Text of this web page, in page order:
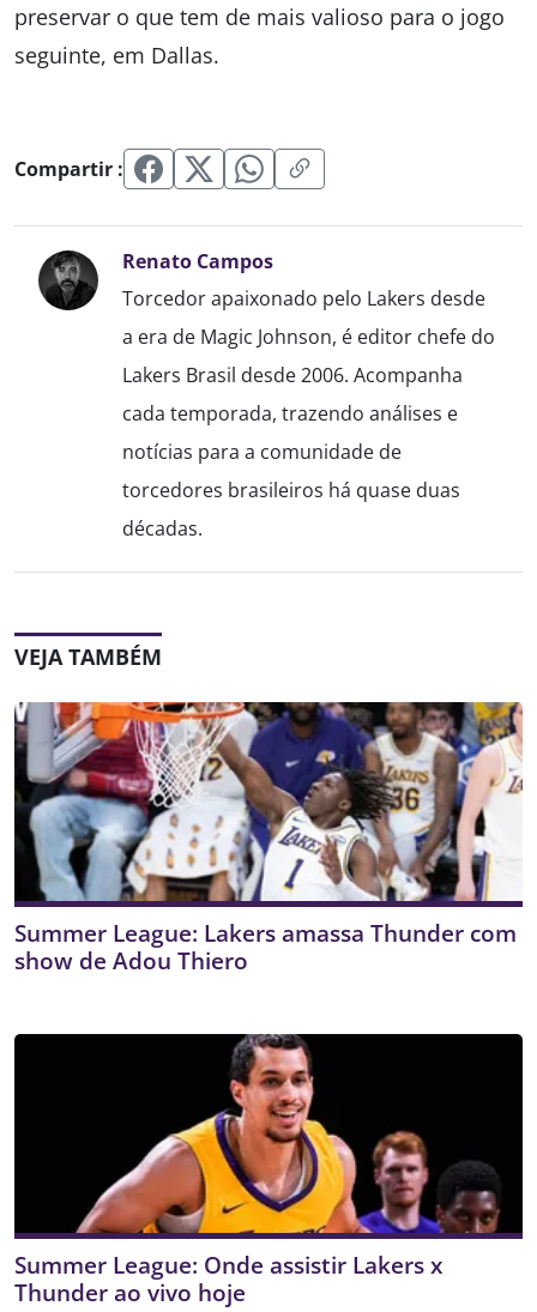
preservar o que tem de mais valioso para o jogo
seguinte, em Dallas.
Compartir :
Renato Campos
Torcedor apaixonado pelo Lakers desde
a era de Magic Johnson, é editor chefe do
Lakers Brasil desde 2006. Acompanha
cada temporada, trazendo análises e
notícias para a comunidade de
torcedores brasileiros há quase duas
décadas.
VEJA TAMBÉM
Summer League: Lakers amassa Thunder com
show de Adou Thiero
Summer League: Onde assistir Lakers x
Thunder ao vivo hoje